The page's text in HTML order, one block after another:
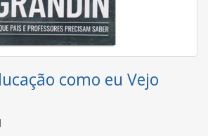
como eu Vejo